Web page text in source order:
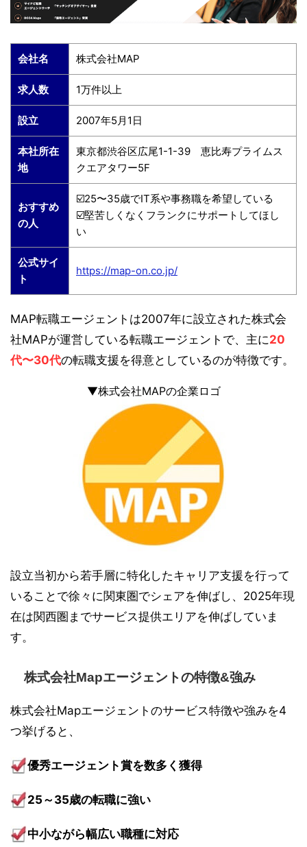
会社名 株式会社MAP
求人数 1万件以上
設立 2007年5月1日
本社所在
地
東京都渋谷区広尾1-1-39 恵比寿プライムス
クエアタワー5F
おすすめ
の人
☑️25〜35歳でIT系や事務職を希望している
☑️堅苦しくなくフランクにサポートしてほし
い
公式サイ
ト
https://map-on.co.jp/
MAP転職エージェントは2007年に設立された株式会
社MAPが運営している転職エージェントで、主に20
代〜30代の転職支援を得意としているのが特徴です。
▼株式会社MAPの企業ロゴ
設立当初から若手層に特化したキャリア支援を行って
いることで徐々に関東圏でシェアを伸ばし、2025年現
在は関西圏までサービス提供エリアを伸ばしていま
す。
株式会社Mapエージェントの特徴&強み
株式会社Mapエージェントのサービス特徴や強みを4
つ挙げると、
優秀エージェント賞を数多く獲得
25～35歳の転職に強い
中小ながら幅広い職種に対応